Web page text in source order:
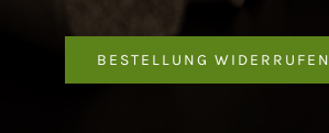
BESTELLUNG WIDERRUFEN